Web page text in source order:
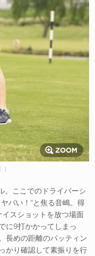
。ここでのドライバーシ
バい！”と焦る音嶋。得
スショットを放つ場面
に9打かかってしまっ
長めの距離のパッティン
かり確認して素振りを行